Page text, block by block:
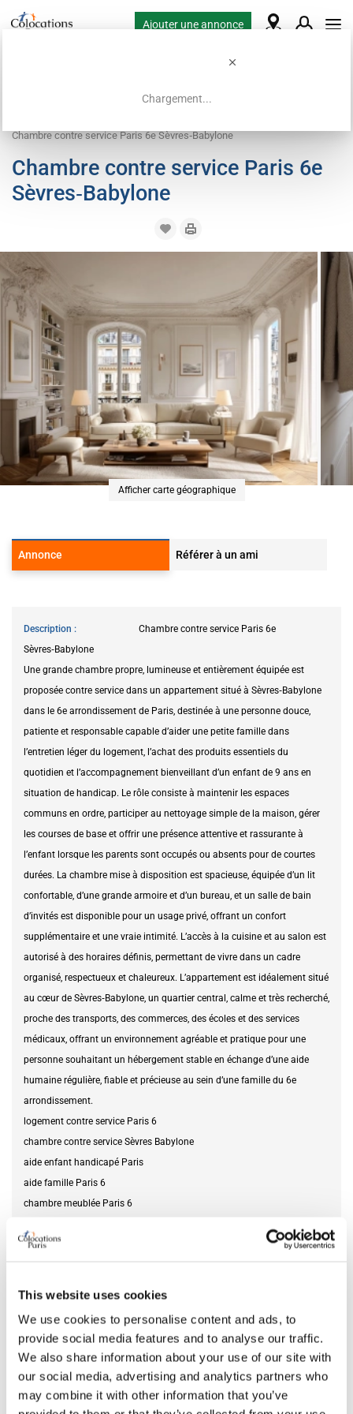
This website uses cookies
We use cookies to personalise content and ads, to
provide social media features and to analyse our traffic.
We also share information about your use of our site with
our social media, advertising and analytics partners who
may combine it with other information that you’ve
Chargement...
Ajouter une annonce
Chambre contre service Paris 6e Sèvres‑Babylone
Chambre contre service Paris 6e
Sèvres‑Babylone
Afficher carte géographique
Annonce Référer à un ami
Description
Chambre contre service Paris 6e
Sèvres‑Babylone
Une grande chambre propre, lumineuse et entièrement équipée est
proposée contre service dans un appartement situé à Sèvres‑Babylone
dans le 6e arrondissement de Paris, destinée à une personne douce,
patiente et responsable capable d’aider une petite famille dans
l’entretien léger du logement, l’achat des produits essentiels du
quotidien et l’accompagnement bienveillant d’un enfant de 9 ans en
situation de handicap. Le rôle consiste à maintenir les espaces
communs en ordre, participer au nettoyage simple de la maison, gérer
les courses de base et offrir une présence attentive et rassurante à
l’enfant lorsque les parents sont occupés ou absents pour de courtes
durées. La chambre mise à disposition est spacieuse, équipée d’un lit
confortable, d’une grande armoire et d’un bureau, et un salle de bain
d’invités est disponible pour un usage privé, offrant un confort
supplémentaire et une vraie intimité. L’accès à la cuisine et au salon est
autorisé à des horaires définis, permettant de vivre dans un cadre
organisé, respectueux et chaleureux. L’appartement est idéalement situé
au cœur de Sèvres‑Babylone, un quartier central, calme et très recherché,
proche des transports, des commerces, des écoles et des services
médicaux, offrant un environnement agréable et pratique pour une
personne souhaitant un hébergement stable en échange d’une aide
humaine régulière, fiable et précieuse au sein d’une famille du 6e
arrondissement.
logement contre service Paris 6
chambre contre service Sèvres Babylone
aide enfant handicapé Paris
aide famille Paris 6
chambre meublée Paris 6
logement sur le site.
Service recherché aide handicap
DISPONIBILITÉ
Du 12.06.2026